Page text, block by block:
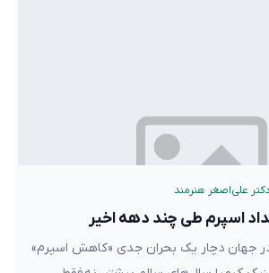
دکتر علی‌اصغر هنرمند
اسپرم طی چند دهه اخیر
در جهان دچار یک بحران جدی «کاهش اسپرم»